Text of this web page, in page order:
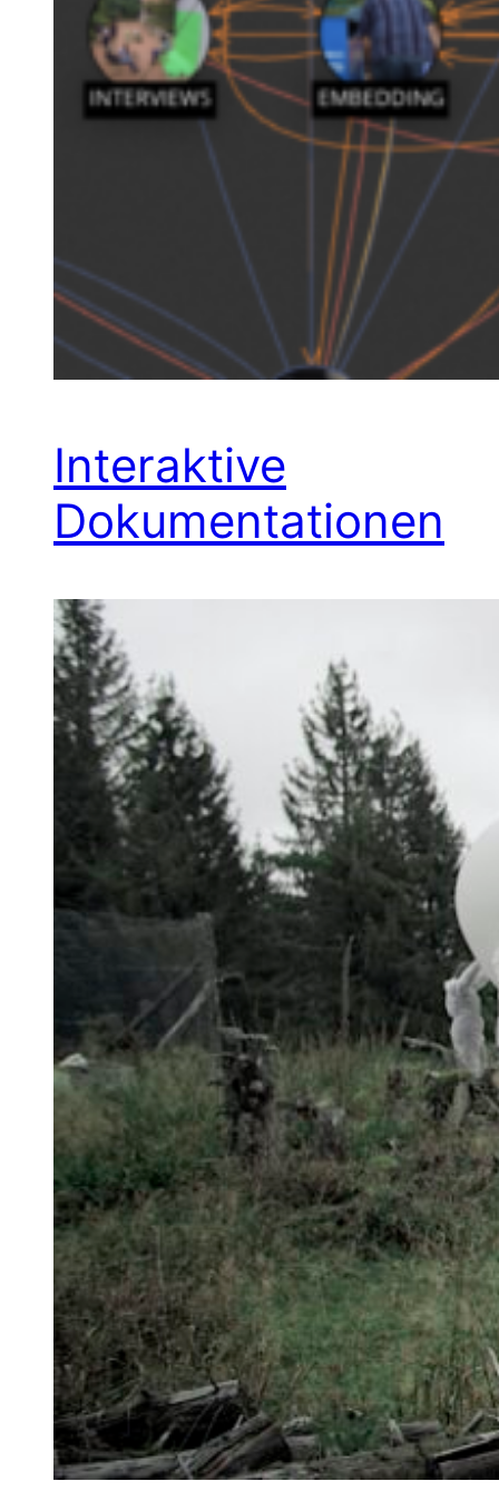
Interaktive
Dokumentationen